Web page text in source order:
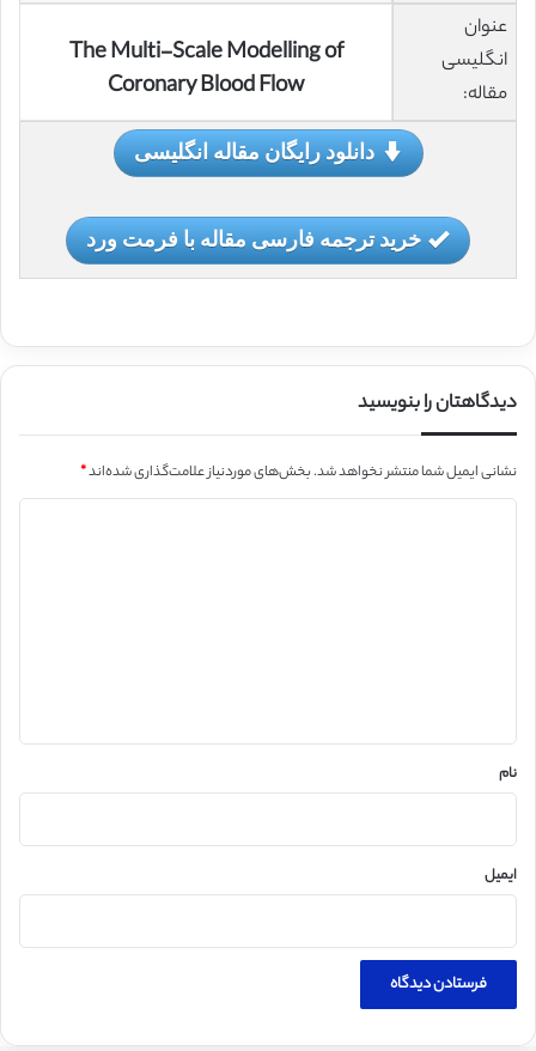
عنوان
انگلیسی
مقاله:
The Multi-Scale Modelling of
Coronary Blood Flow
دانلود رایگان مقاله انگلیسی
خرید ترجمه فارسی مقاله با فرمت ورد
دیدگاهتان را بنویسید
نشانی ایمیل شما منتشر نخواهد شد.بخش‌های موردنیاز علامت‌گذاری شده‌اند*
نام
ایمیل